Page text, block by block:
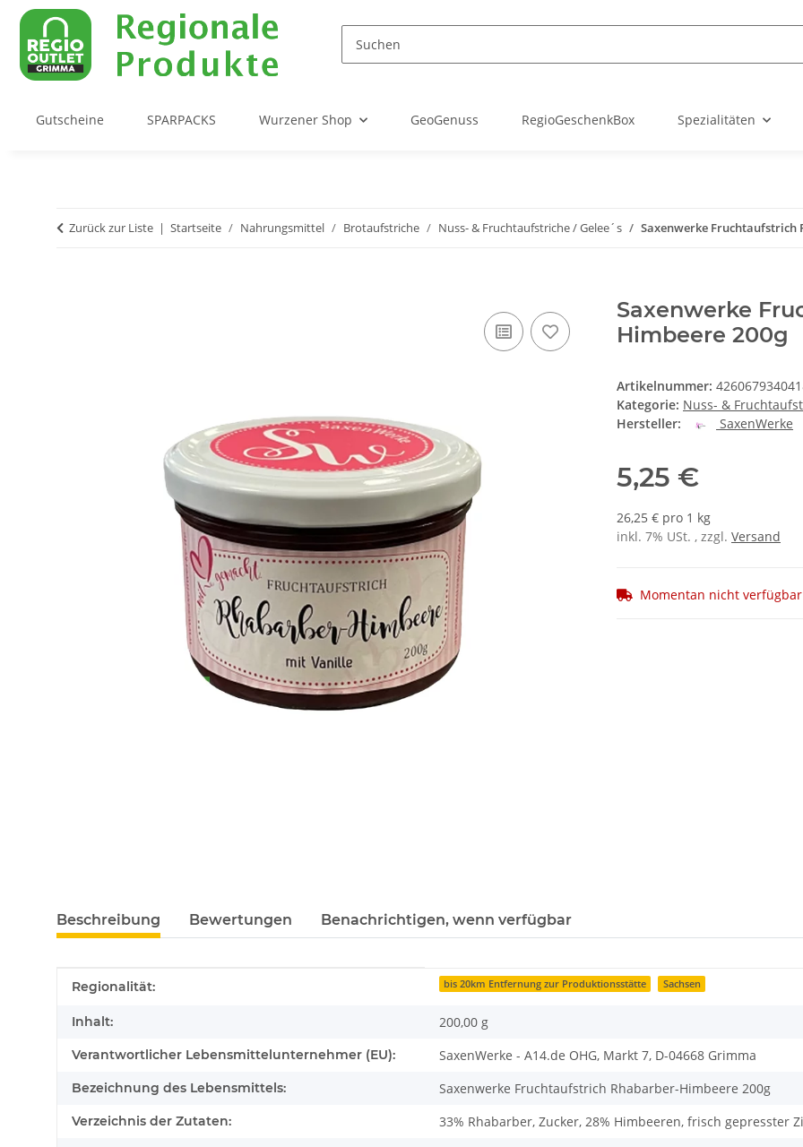
Gutscheine SPARPACKS Wurzener Shop GeoGenuss RegioGeschenkBox Spezialitäten
Zurück zur Liste Startseite Nahrungsmittel Brotaufstriche Nuss- & Fruchtaufstriche / Gelee´s Saxenwerke Fruchtaufstrich
Saxenwerke
Himbeere 200g
Artikelnummer:
Kategorie: Nuss- &
Hersteller:
SaxenWerke
5,25 €
26,25 € pro 1 kg
inkl. 7% USt. , zzgl. Versand
Momentan nicht verfügbar
Beschreibung Bewertungen Benachrichtigen, wenn verfügbar
Produkteigenschaft
Wert
Regionalität: bis 20km Entfernung zur Produktionsstätte Sachsen
Inhalt: 200,00 g
Verantwortlicher Lebensmittelunternehmer (EU): SaxenWerke - A14.de OHG, Markt 7, D-04668 Grimma
Bezeichnung des Lebensmittels: Saxenwerke Fruchtaufstrich Rhabarber-Himbeere 200g
Verzeichnis der Zutaten: 33% Rhabarber, Zucker, 28% Himbeeren, frisch gepresster